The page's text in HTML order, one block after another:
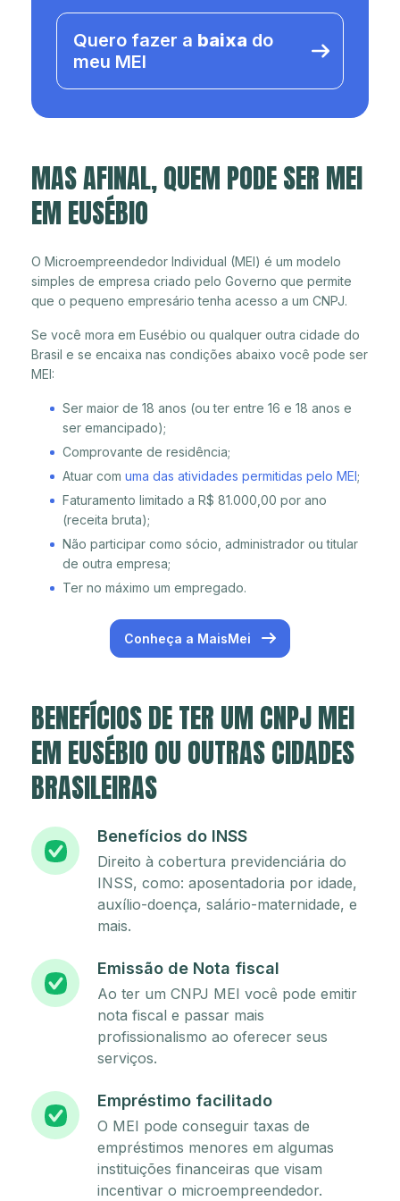
Quero fazer a baixa do
meu MEI
MAS AFINAL, QUEM PODE SER MEI
EM EUSÉBIO
O Microempreendedor Individual (MEI) é um modelo
simples de empresa criado pelo Governo que permite
que o pequeno empresário tenha acesso a um CNPJ.
Se você mora em Eusébio ou qualquer outra cidade do
Brasil e se encaixa nas condições abaixo você pode ser
MEI:
Ser maior de 18 anos (ou ter entre 16 e 18 anos e
ser emancipado);
Comprovante de residência;
Atuar com uma das atividades permitidas pelo MEI;
Faturamento limitado a R$ 81.000,00 por ano
(receita bruta);
Não participar como sócio, administrador ou titular
de outra empresa;
Ter no máximo um empregado.
Conheça a MaisMei
BENEFÍCIOS DE TER UM CNPJ MEI
EM EUSÉBIO OU OUTRAS CIDADES
BRASILEIRAS
Benefícios do INSS
Direito à cobertura previdenciária do
INSS, como: aposentadoria por idade,
auxílio-doença, salário-maternidade, e
mais.
Emissão de Nota fiscal
Ao ter um CNPJ MEI você pode emitir
nota fiscal e passar mais
profissionalismo ao oferecer seus
serviços.
Empréstimo facilitado
O MEI pode conseguir taxas de
empréstimos menores em algumas
instituições financeiras que visam
incentivar o microempreendedor.